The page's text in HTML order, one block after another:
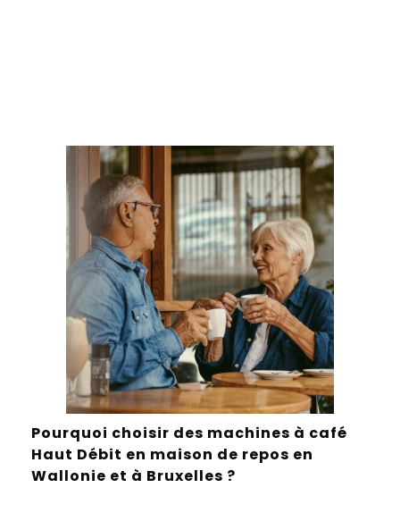
Pourquoi choisir des machines à café
Haut Débit en maison de repos en
Wallonie et à Bruxelles ?